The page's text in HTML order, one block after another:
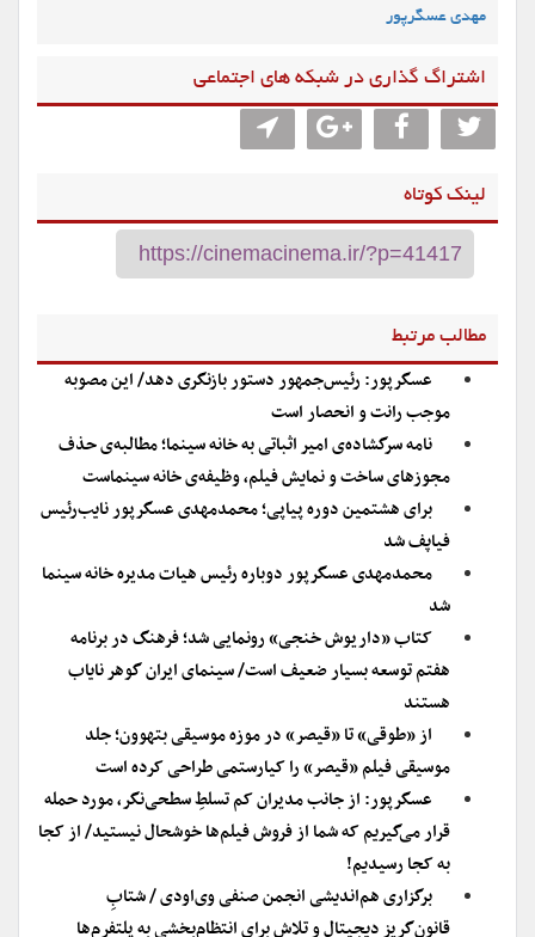
مهدی عسگرپور
اشتراگ گذاری در شبکه های اجتماعی
لینک کوتاه
مطالب مرتبط
عسگرپور: رئیس‌جمهور دستور بازنگری دهد/ این مصوبه
موجب رانت و انحصار است
نامه سرگشاده‌ی امیر اثباتی به خانه سینما؛ مطالبه‌ی حذف
مجوزهای ساخت و نمایش فیلم، وظیفه‌ی خانه سینماست
برای هشتمین دوره پیاپی؛ محمدمهدی عسگرپور نایب‌رئیس
فیاپف شد
محمدمهدی عسگرپور دوباره رئیس هیات مدیره خانه سینما
شد
کتاب «داریوش خنجی» رونمایی شد؛ فرهنگ در برنامه
هفتم توسعه بسیار ضعیف است/ سینمای ایران گوهر نایاب
هستند
از «طوقی» تا «قیصر» در موزه موسیقی بتهوون؛ جلد
موسیقی فیلم «قیصر» را کیارستمی طراحی کرده است
عسگرپور: از جانب مدیران کم تسلطِ سطحی‌نگر، مورد حمله
قرار می‌گیریم که شما از فروش فیلم‌ها خوشحال نیستید/ از کجا
به کجا رسیدیم!
برگزاری هم‌اندیشی انجمن صنفی وی‌او‌دی / شتابِ
قانون‌گریزِ دیجیتال و تلاش برای انتظام‌بخشی به پلتفرم‌ها